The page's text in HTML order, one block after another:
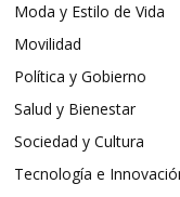
Moda y Estilo de Vida
Movilidad
Política y Gobierno
Salud y Bienestar
Sociedad y Cultura
Tecnología e